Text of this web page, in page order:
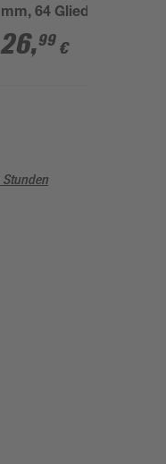
mm, 64 Glieder
26,99 €